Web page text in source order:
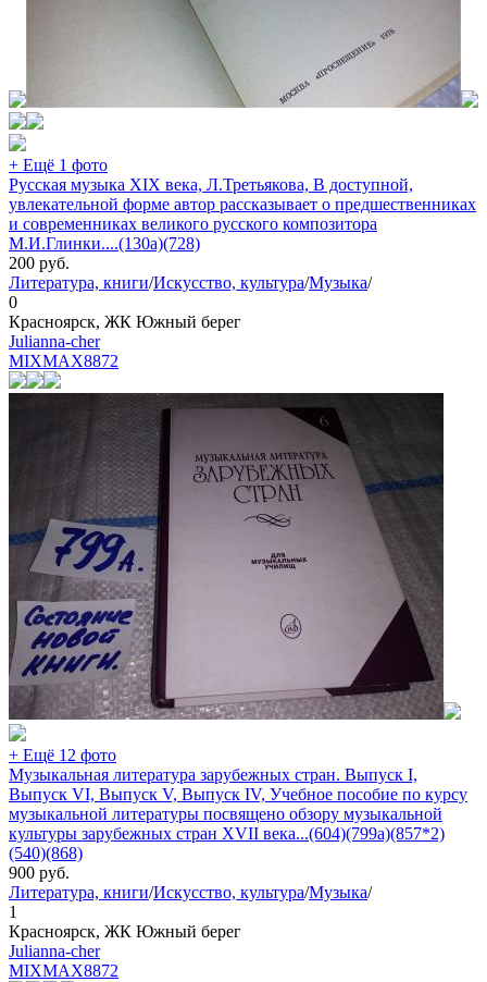
+ Ещё 1 фото
Русская музыка XIX века, Л.Третьякова, В доступной,
увлекательной форме автор рассказывает о предшественниках
и современниках великого русского композитора
М.И.Глинки....(130а)(728)
200 руб.
Литература, книги/Искусство, культура/Музыка/
0
Красноярск, ЖК Южный берег
Julianna-cher
MIXMAX8872
+ Ещё 12 фото
Музыкальная литература зарубежных стран. Выпуск I,
Выпуск VI, Выпуск V, Выпуск IV, Учебное пособие по курсу
музыкальной литературы посвящено обзору музыкальной
культуры зарубежных стран XVII века...(604)(799а)(857*2)
(540)(868)
900 руб.
Литература, книги/Искусство, культура/Музыка/
1
Красноярск, ЖК Южный берег
Julianna-cher
MIXMAX8872